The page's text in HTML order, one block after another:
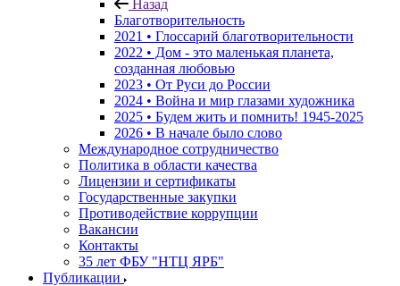
Назад
Благотворительность
2021 • Глоссарий благотворительности
2022 • Дом - это маленькая планета,
созданная любовью
2023 • От Руси до России
2024 • Война и мир глазами художника
2025 • Будем жить и помнить! 1945-2025
2026 • В начале было слово
Международное сотрудничество
Политика в области качества
Лицензии и сертификаты
Государственные закупки
Противодействие коррупции
Вакансии
Контакты
35 лет ФБУ "НТЦ ЯРБ"
Публикации